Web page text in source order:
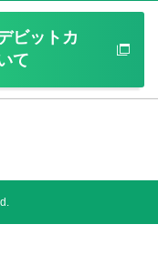
ビットカ
て